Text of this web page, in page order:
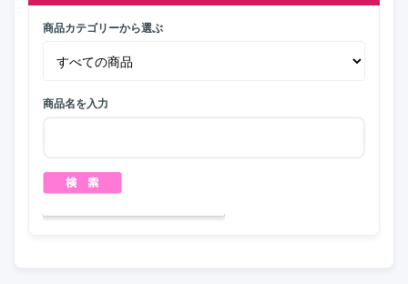
商品カテゴリーから選ぶ
商品名を入力